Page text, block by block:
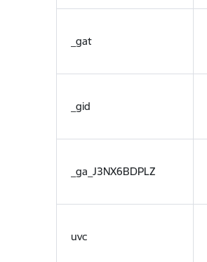
_gat
_gid
_ga_J3NX6BDPLZ
uvc